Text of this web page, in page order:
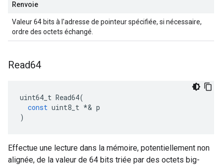
Renvoie
Valeur 64 bits à l'adresse de pointeur spécifiée, si nécessaire,
ordre des octets échangé.
Read64
uint64_t Read64(
const uint8_t *& p
)
Effectue une lecture dans la mémoire, potentiellement non
alignée, de la valeur de 64 bits triée par des octets big-